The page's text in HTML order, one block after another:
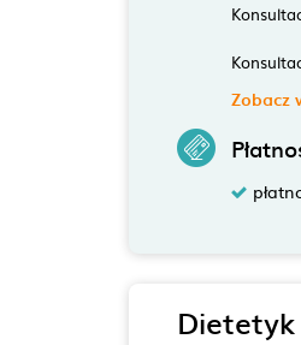
Zobacz
Dietetyk